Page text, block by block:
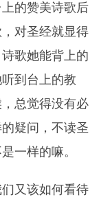
的赞美诗歌后
对圣经就显得
歌她能背上的
到台上的教
总觉得没有必
疑问，不读圣
一样的嘛。
又该如何看待